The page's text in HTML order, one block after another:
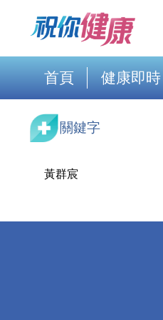
首頁 健康即時
關鍵字
黃群宸